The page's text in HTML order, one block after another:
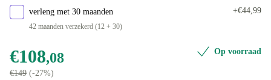
verleng met 30 maanden
42 maanden verzekerd (12 + 30)
+€44,99
€108,08
€149 (-27%)
Op voorraad